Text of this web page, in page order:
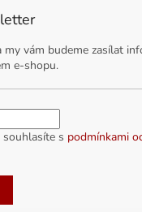
vám budeme zasílat
e-shopu.
s podmínkami